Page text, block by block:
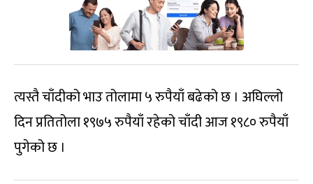
त्यस्तै चाँदीको भाउ तोलामा ५ रुपैयाँ बढेको छ । अघिल्लो
दिन प्रतितोला १९७५ रुपैयाँ रहेको चाँदी आज १९८० रुपैयाँ
पुगेको छ ।